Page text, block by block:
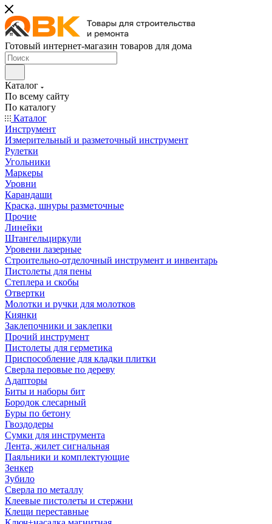
Готовый интернет-магазин товаров для дома
Каталог
По всему сайту
По каталогу
Каталог
Инструмент
Измерительный и разметочный инструмент
Рулетки
Угольники
Маркеры
Уровни
Карандаши
Краска, шнуры разметочные
Прочие
Линейки
Штангельциркули
Уровени лазерные
Строительно-отделочный инструмент и инвентарь
Пистолеты для пены
Степлера и скобы
Отвертки
Молотки и ручки для молотков
Киянки
Заклепочники и заклепки
Прочий инструмент
Пистолеты для герметика
Приспособление для кладки плитки
Сверла перовые по дереву
Адапторы
Биты и наборы бит
Бородок слесарный
Буры по бетону
Гвоздодеры
Сумки для инструмента
Лента, жилет сигнальная
Паяльники и комплектующие
Зенкер
Зубило
Сверла по металлу
Клеевые пистолеты и стержни
Клещи переставные